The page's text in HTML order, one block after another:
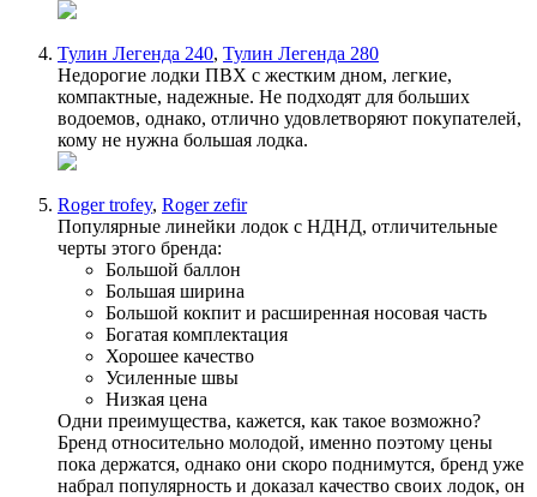
Тулин Легенда 240, Тулин Легенда 280
Недорогие лодки ПВХ с жестким дном, легкие,
компактные, надежные. Не подходят для больших
водоемов, однако, отлично удовлетворяют покупателей,
кому не нужна большая лодка.
Roger trofey, Roger zefir
Популярные линейки лодок с НДНД, отличительные
черты этого бренда:
Большой баллон
Большая ширина
Большой кокпит и расширенная носовая часть
Богатая комплектация
Хорошее качество
Усиленные швы
Низкая цена
Одни преимущества, кажется, как такое возможно?
Бренд относительно молодой, именно поэтому цены
пока держатся, однако они скоро поднимутся, бренд уже
набрал популярность и доказал качество своих лодок, он